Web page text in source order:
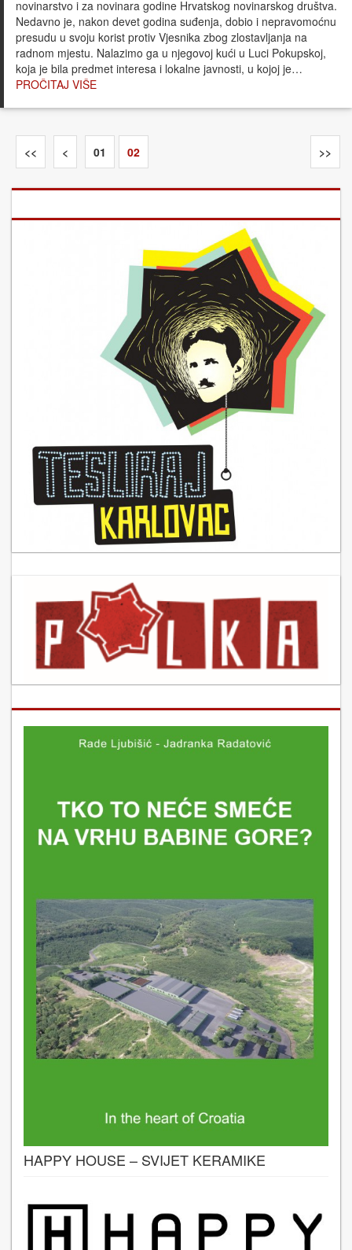
novinarstvo i za novinara godine Hrvatskog novinarskog društva.
Nedavno je, nakon devet godina suđenja, dobio i nepravomoćnu
presudu u svoju korist protiv Vjesnika zbog zlostavljanja na
radnom mjestu. Nalazimo ga u njegovoj kući u Luci Pokupskoj,
koja je bila predmet interesa i lokalne javnosti, u kojoj je…
PROČITAJ VIŠE
<< < 01 02 >>
HAPPY HOUSE – SVIJET KERAMIKE